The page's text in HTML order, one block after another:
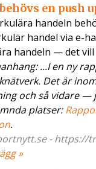
en push
handeln
handel via e-
handeln — det
...I en ny
Det är
och så vidare —
platser:
.
- https://
»